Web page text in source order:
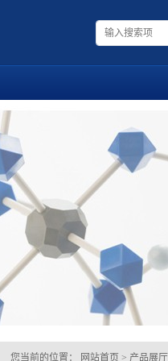
您当前的位置： 网站首页 > 产品展厅